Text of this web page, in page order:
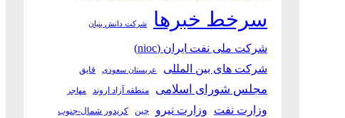
سرخط خبرها شرکت دانش بنیان
شرکت ملی نفت ایران (nioc)
شرکت های بین المللی
عربستان سعودی قایق
مجلس شورای اسلامی منطقه آزاد اروند مهاجر
وزارت نفت وزارت نیرو چین کریدور شمال-جنوب